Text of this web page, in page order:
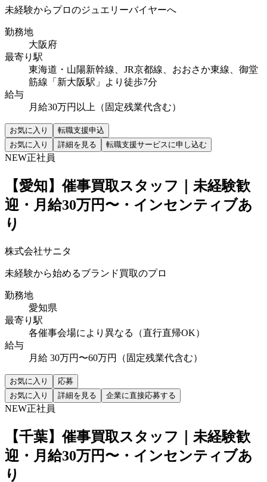
未経験からプロのジュエリーバイヤーへ
勤務地
大阪府
最寄り駅
東海道・山陽新幹線、JR京都線、おおさか東線、御堂
筋線「新大阪駅」より徒歩7分
給与
月給30万円以上（固定残業代含む）
お気に入り
転職支援申込
お気に入り
詳細を見る 転職支援サービスに申し込む
NEW正社員
【愛知】催事買取スタッフ｜未経験歓
迎・月給30万円〜・インセンティブあ
り
株式会社サニタ
未経験から始めるブランド買取のプロ
勤務地
愛知県
最寄り駅
各催事会場により異なる（直行直帰OK）
給与
月給 30万円〜60万円（固定残業代含む）
お気に入り
応募
お気に入り
詳細を見る 企業に直接応募する
NEW正社員
【千葉】催事買取スタッフ｜未経験歓
迎・月給30万円〜・インセンティブあ
り